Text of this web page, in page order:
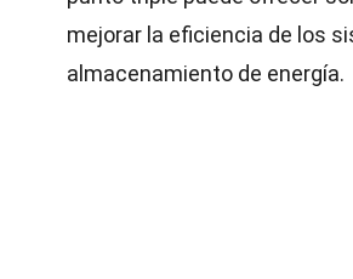
mejorar la eficiencia de los
almacenamiento de energía.